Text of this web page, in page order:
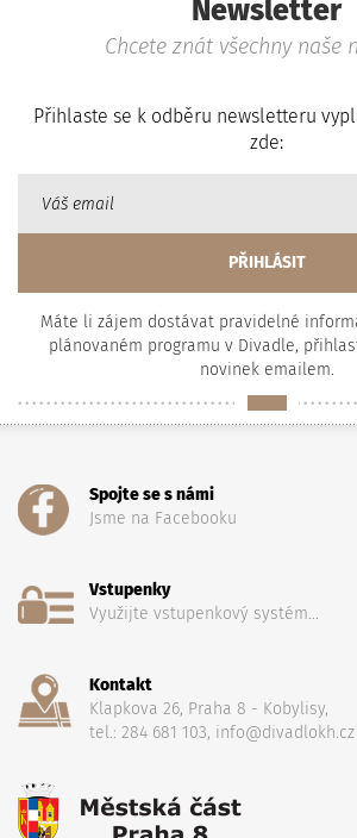
Newsletter
Chcete znát všechny naše
Přihlaste se k odběru newsletteru
zde:
Máte li zájem dostávat pravidelné
plánovaném programu v Divadle,
novinek emailem.
Spojte se s námi
Jsme na Facebooku
Vstupenky
Využijte vstupenkový systém...
Kontakt
Klapkova 26, Praha 8 - Kobylisy,
tel.: 284 681 103, info@divadlokh.cz